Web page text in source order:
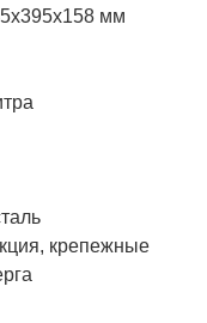
мм
крепежные